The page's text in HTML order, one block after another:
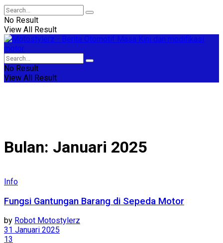
No Result
View All Result
No Result
View All Result
Bulan: Januari 2025
Info
Fungsi Gantungan Barang di Sepeda Motor
by Robot Motostylerz
31 Januari 2025
13